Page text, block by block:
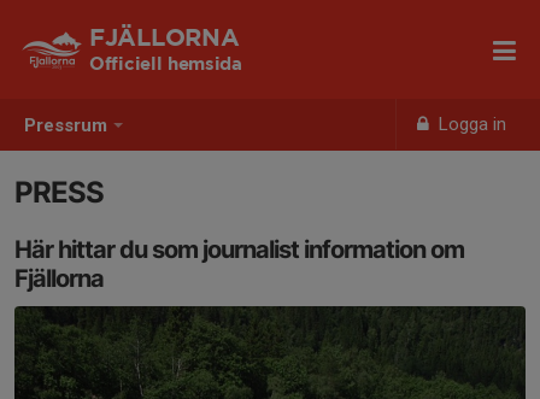
Pressrum Logga in
FJÄLLORNA
Officiell hemsida
PRESS
Här hittar du som journalist information om
Fjällorna